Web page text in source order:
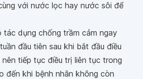
với nước lọc hay nước sôi để
tác dụng chống trầm cảm ngay
đầu tiên sau khi bắt đầu điều
tiếp tục điều trị liên tục trong
đến khi bệnh nhân không còn